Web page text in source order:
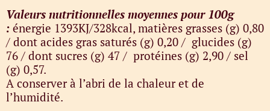
Valeurs nutritionnelles moyennes pour 100g
: énergie 1393KJ/328kcal, matières grasses (g) 0,80
/ dont acides gras saturés (g) 0,20 / glucides (g)
76 / dont sucres (g) 47 / protéines (g) 2,90 / sel
(g) 0,57.
A conserver à l’abri de la chaleur et de
l’humidité.